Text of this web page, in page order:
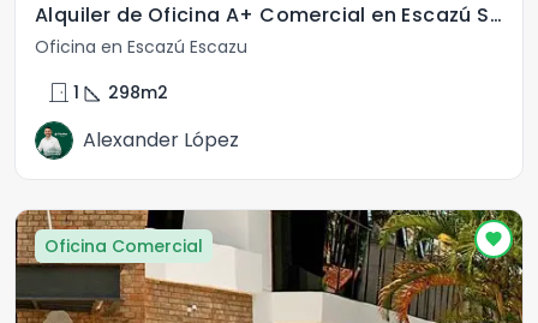
Alquiler de Oficina A+ Comercial en Escazú San José
Oficina en Escazú Escazu
door_front 1 square_foot 298m2
Alexander López
Oficina Comercial